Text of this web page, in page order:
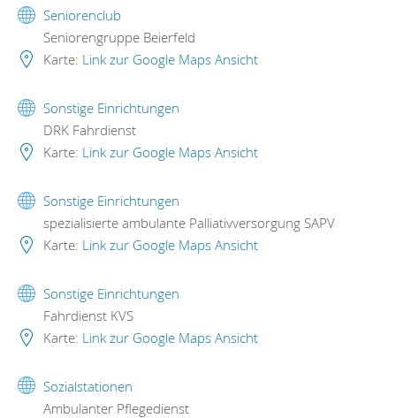
Seniorenclub
Seniorengruppe Beierfeld
Karte: Link zur Google Maps Ansicht
Sonstige Einrichtungen
DRK Fahrdienst
Karte: Link zur Google Maps Ansicht
Sonstige Einrichtungen
spezialisierte ambulante Palliativversorgung SAPV
Karte: Link zur Google Maps Ansicht
Sonstige Einrichtungen
Fahrdienst KVS
Karte: Link zur Google Maps Ansicht
Sozialstationen
Ambulanter Pflegedienst